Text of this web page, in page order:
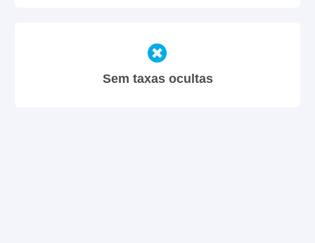
Sem taxas ocultas